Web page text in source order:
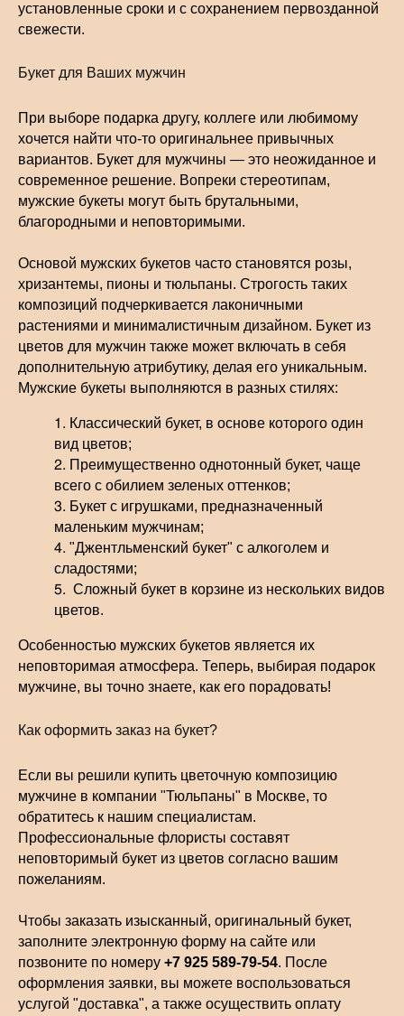
установленные сроки и с сохранением первозданной
свежести.
Букет для Ваших мужчин
При выборе подарка другу, коллеге или любимому
хочется найти что-то оригинальнее привычных
вариантов. Букет для мужчины — это неожиданное и
современное решение. Вопреки стереотипам,
мужские букеты могут быть брутальными,
благородными и неповторимыми.
Основой мужских букетов часто становятся розы,
хризантемы, пионы и тюльпаны. Строгость таких
композиций подчеркивается лаконичными
растениями и минималистичным дизайном. Букет из
цветов для мужчин также может включать в себя
дополнительную атрибутику, делая его уникальным.
Мужские букеты выполняются в разных стилях:
Классический букет, в основе которого один
вид цветов;
Преимущественно однотонный букет, чаще
всего с обилием зеленых оттенков;
Букет с игрушками, предназначенный
маленьким мужчинам;
"Джентльменский букет" с алкоголем и
сладостями;
Сложный букет в корзине из нескольких видов
цветов.
Особенностью мужских букетов является их
неповторимая атмосфера. Теперь, выбирая подарок
мужчине, вы точно знаете, как его порадовать!
Как оформить заказ на букет?
Если вы решили купить цветочную композицию
мужчине в компании "Тюльпаны" в Москве, то
обратитесь к нашим специалистам.
Профессиональные флористы составят
неповторимый букет из цветов согласно вашим
пожеланиям.
Чтобы заказать изысканный, оригинальный букет,
заполните электронную форму на сайте или
позвоните по номеру +7 925 589-79-54. После
оформления заявки, вы можете воспользоваться
услугой "доставка", а также осуществить оплату